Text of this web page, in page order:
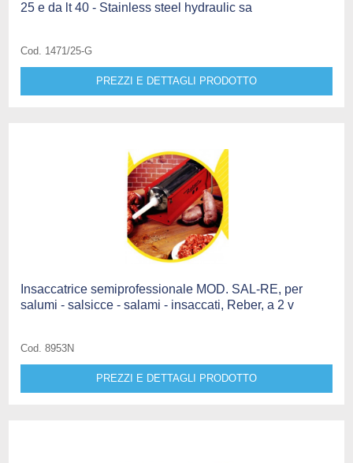
25 e da lt 40 - Stainless steel hydraulic sa
Cod. 1471/25-G
PREZZI E DETTAGLI PRODOTTO
Insaccatrice semiprofessionale MOD. SAL-RE, per
salumi - salsicce - salami - insaccati, Reber, a 2 v
Cod. 8953N
PREZZI E DETTAGLI PRODOTTO